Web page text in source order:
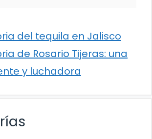
del tequila en Jalisco
de Rosario Tijeras: una
y luchadora